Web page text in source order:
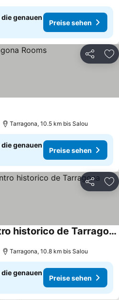
genauen
Preise sehen
Teilen
Tarragona, 10.5 km bis Salou
genauen
Preise sehen
Teilen
Habitacion en el centro historico de Tarragona
Tarragona, 10.8 km bis Salou
genauen
Preise sehen